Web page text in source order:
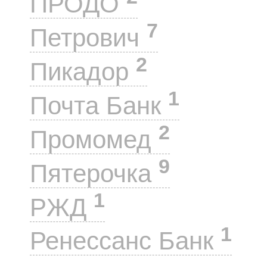
Петрович 7
Пикадор 2
Почта Банк 1
Промомед 2
Пятерочка 9
РЖД 1
Ренессанс Банк 1